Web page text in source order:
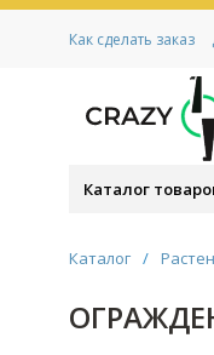
Как сделать заказ
Каталог
Каталог /